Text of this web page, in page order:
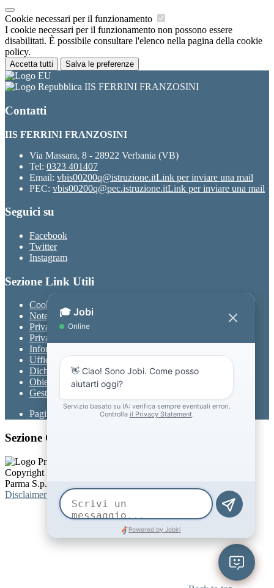
Cookie necessari per il funzionamento
I cookie necessari per il funzionamento non possono essere
disabilitati. È possibile consultare l'elenco nella pagina della cookie
policy.
Accetta tutti Salva le preferenze
IIS FERRINI FRANZOSINI
Contatti
IIS FERRINI FRANZOSINI
Via Massara, 8 - 28922 Verbania (VB)
Tel: 0323 401407
Email: vbis00200q@istruzione.itLink per inviare una mail
PEC: vbis00200q@pec.istruzione.itLink per inviare una mail
Seguici su
Facebook
Twitter
Instagram
Sezione Link Utili
Cookie policy
Note legali
Privacy
Privacy Policy
Informativa Privacy chatbot Jobi
Ufficio Relazioni con il Pubblico
Dichiarazione di accessibilità
Obiettivi di accessibilità
Gestione consensi cookie
Pagina visualizzata1271volte
Sezione Copyright
Copyright 2026 | Engineered and powered by Gruppo Spaggiari
Parma S.p.A. | Divisione Publishing & New Social Media
Disclaimer trattamento dati personali